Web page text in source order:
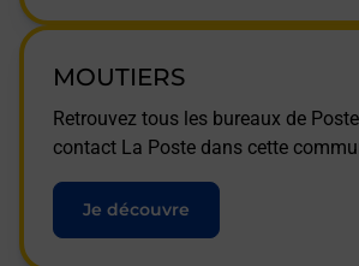
MOUTIERS
Retrouvez tous les bureaux de
contact La Poste dans cette
Je découvre